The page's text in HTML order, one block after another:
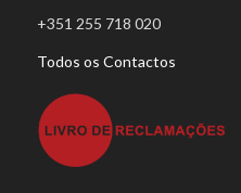
+351 255 718 020
Todos os Contactos